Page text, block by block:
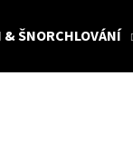
& ŠNORCHLOVÁNÍ